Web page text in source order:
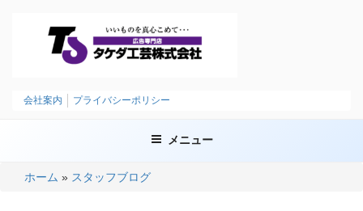
タケダ工芸株式会社
会社案内 プライバシーポリシー
メニュー
ホーム » スタッフブログ